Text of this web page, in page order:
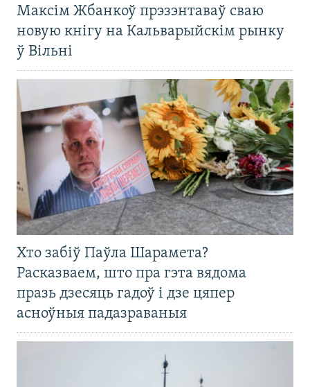
Максім Жбанкоў прэзэнтаваў сваю
новую кнігу на Кальварыйскім рынку
ў Вільні
Хто забіў Паўла Шарамета?
Расказваем, што пра гэта вядома
празь дзесяць гадоў і дзе цяпер
асноўныя падазраваныя